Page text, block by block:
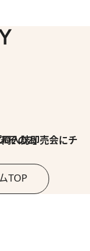
にチャレンジ その2」
TOP